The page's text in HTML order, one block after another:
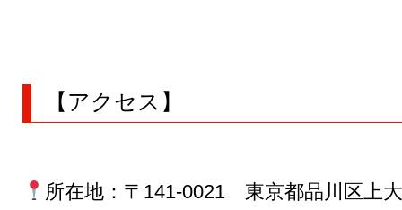
【アクセス】
所在地 ：〒141-0021 東京都品川区上